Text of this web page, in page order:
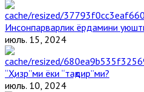
Инсонпарварлик ёрдамини
июль. 15, 2024
“Ҳизр”ми ёки “тақдир”ми?
июль. 10, 2024